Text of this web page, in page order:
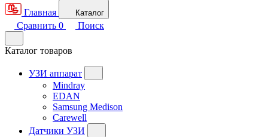
Главная
Каталог
Сравнить 0 Поиск
Каталог товаров
УЗИ аппарат
Mindray
EDAN
Samsung Medison
Carewell
Датчики УЗИ